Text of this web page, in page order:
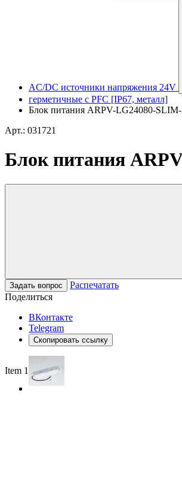
AC/DC источники напряжения 24V
герметичные с PFC [IP67, металл]
Блок питания ARPV-LG24080-
Арт.: 031721
Блок питания
Задать вопрос
Распечатать
Поделиться
ВКонтакте
Telegram
Скопировать ссылку
Item 1 of 2